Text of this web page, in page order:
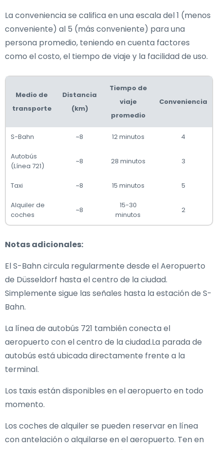
La conveniencia se califica en una escala del 1 (menos
conveniente) al 5 (más conveniente) para una
persona promedio, teniendo en cuenta factores
como el costo, el tiempo de viaje y la facilidad de uso.
Medio de
transporte
Distancia
(km)
Tiempo de
viaje
promedio
Conveniencia
S-Bahn ~8 12 minutos 4
Autobús
(Línea 721)
~8 28 minutos 3
Taxi ~8 15 minutos 5
Alquiler de
coches
~8
15-30
minutos
2
Notas adicionales:
El S-Bahn circula regularmente desde el Aeropuerto
de Düsseldorf hasta el centro de la ciudad.
Simplemente sigue las señales hasta la estación de S-
Bahn.
La línea de autobús 721 también conecta el
aeropuerto con el centro de la ciudad.La parada de
autobús está ubicada directamente frente a la
terminal.
Los taxis están disponibles en el aeropuerto en todo
momento.
Los coches de alquiler se pueden reservar en línea
con antelación o alquilarse en el aeropuerto. Ten en